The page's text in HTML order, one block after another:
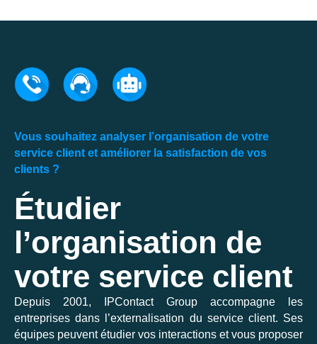
Vous souhaitez analyser l’organisation de votre
service client et améliorer la satisfaction de vos
clients ?
Étudier
l’organisation de
votre service client
Depuis 2001, IPContact Group accompagne les
entreprises dans l’externalisation du service client. Ses
équipes peuvent étudier vos interactions et vous proposer